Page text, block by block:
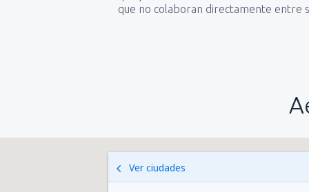
que no colaboran directamente entre
Ver ciudades